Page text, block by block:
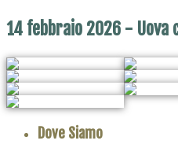
14 febbraio 2026 - Uova
Dove Siamo